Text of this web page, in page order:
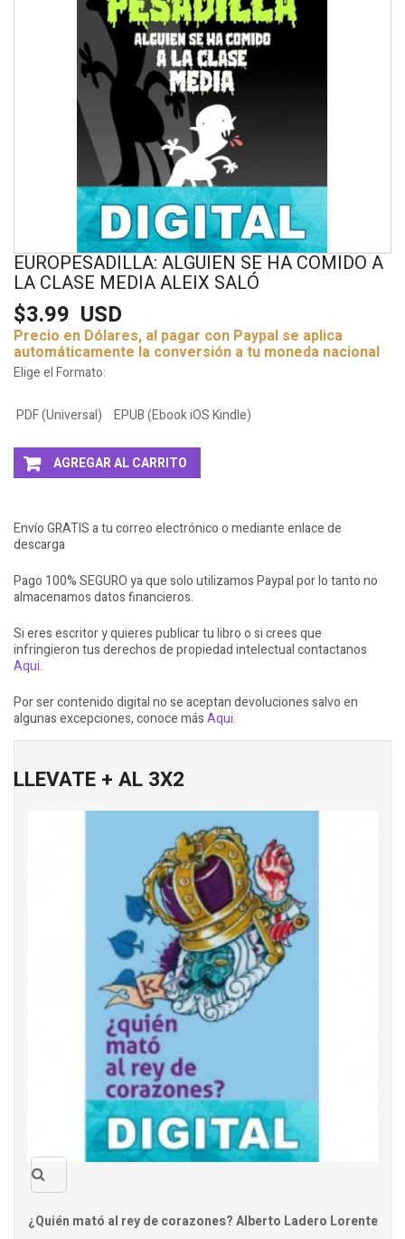
EUROPESADILLA: ALGUIEN SE HA COMIDO A
LA CLASE MEDIA ALEIX SALÓ
$3.99 USD
Precio en Dólares, al pagar con Paypal se aplica
automáticamente la conversión a tu moneda nacional
Elige el Formato:
PDF (Universal) EPUB (Ebook iOS Kindle)
AGREGAR AL CARRITO
Envío GRATIS a tu correo electrónico o mediante enlace de
descarga
Pago 100% SEGURO ya que solo utilizamos Paypal por lo tanto no
almacenamos datos financieros.
Si eres escritor y quieres publicar tu libro o si crees que
infringieron tus derechos de propiedad intelectual contactanos
Aqui.
Por ser contenido digital no se aceptan devoluciones salvo en
algunas excepciones, conoce másAqui.
LLEVATE + AL 3X2
¿Quién mató al rey de corazones? Alberto Ladero Lorente